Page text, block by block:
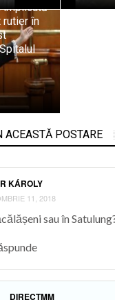
implicată
rutier în
POSTARE
KÁROLY
11, 2018
sau în
DIRECTMM